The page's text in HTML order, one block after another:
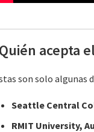
acepta
son solo algunas
Seattle Central
RMIT University,